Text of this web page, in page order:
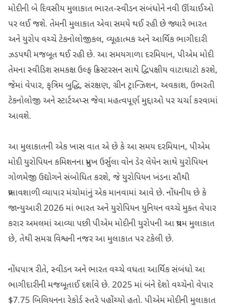
મોદીની બે દિવસીય મુલાકાત ભારત-સ્વીડન સંબંધોને નવી ઊંચાઈઓ
પર લઈ જશે. તેમની મુલાકાત એવા સમયે થઈ રહી છે જ્યારે ભારત
અને યુરોપ વચ્ચે ટેકનોલોજીકલ, વ્યૂહાત્મક અને આર્થિક ભાગીદારી
ઝડપથી મજબૂત થઈ રહી છે. આ સમયગાળા દરમિયાન, પીએમ મોદી
તેમના સ્વીડિશ સમકક્ષ ઉલ્ફ ક્રિસ્ટરસન સાથે દ્વિપક્ષીય વાટાઘાટો કરશે,
જેમાં વેપાર, કૃત્રિમ બુદ્ધિ, સંરક્ષણ, ગ્રીન ટ્રાન્ઝિશન, અવકાશ, ઉભરતી
ટેકનોલોજી અને સ્ટાર્ટઅપ્સ જેવા મહત્વપૂર્ણ મુદ્દાઓ પર ચર્ચા કરવામાં
આવશે.
આ મુલાકાતની એક ખાસ વાત એ છે કે આ સમય દરમિયાન, પીએમ
મોદી યુરોપિયન કમિશનના પ્રમુખ ઉર્સુલા વોન ડેર લેયેન સાથે યુરોપિયન
ગોળમેજી ઉદ્યોગને સંબોધિત કરશે, જે યુરોપિયન ખંડના સૌથી
પ્રભાવશાળી વ્યાપાર મંચોમાંનું એક માનવામાં આવે છે. નોંધનીય છે કે
જાન્યુઆરી 2026 માં ભારત અને યુરોપિયન યુનિયન વચ્ચે મુક્ત વેપાર
કરાર અમલમાં આવ્યા પછી પીએમ મોદીની યુરોપની આ પ્રથમ મુલાકાત
છે, તેથી સમગ્ર વિશ્વની નજર આ મુલાકાત પર ટકેલી છે.
નોંધપાત્ર રીતે, સ્વીડન અને ભારત વચ્ચે વધતા આર્થિક સંબંધો આ
ભાગીદારીની મજબૂતાઈ દર્શાવે છે. 2025 માં બંને દેશો વચ્ચેનો વેપાર
$7.75 બિલિયનના રેકોર્ડ સ્તરે પહોંચ્યો હતો. પીએમ મોદીની મુલાકાત